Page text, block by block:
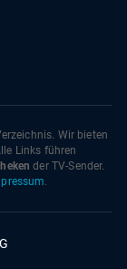
Wir bieten
Links führen
der TV-Sender.
.